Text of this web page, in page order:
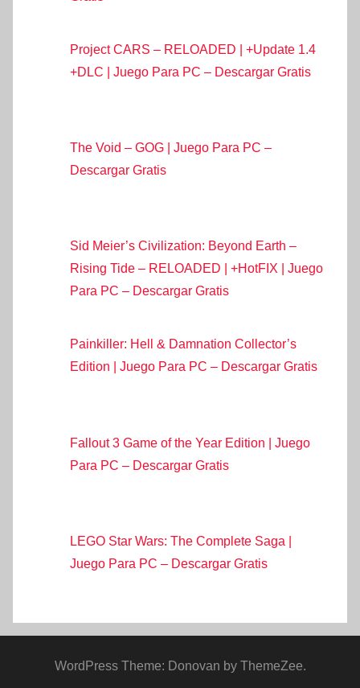
Project CARS – RELOADED | +Update 1.4
+DLC | Juego Para PC – Descargar Gratis
The Void – GOG | Juego Para PC –
Descargar Gratis
Sid Meier’s Civilization: Beyond Earth –
Rising Tide – RELOADED | +HotFIX | Juego
Para PC – Descargar Gratis
Painkiller: Hell & Damnation Collector’s
Edition | Juego Para PC – Descargar Gratis
Fallout 3 Game of the Year Edition | Juego
Para PC – Descargar Gratis
LEGO Star Wars: The Complete Saga |
Juego Para PC – Descargar Gratis
WordPress Theme: Donovan by ThemeZee.